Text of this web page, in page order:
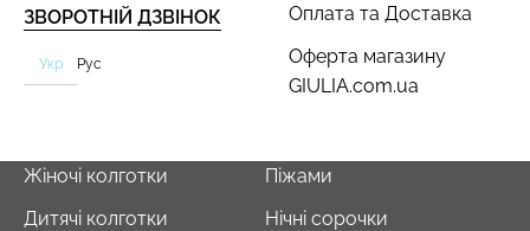
Оплата та Доставка
Оферта магазину
GIULIA.com.ua
ЗВОРОТНІЙ ДЗВІНОК
Укр Рус
Жіночі колготки
Дитячі колготки
Піжами
Нічні сорочки